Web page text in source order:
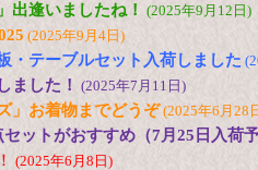
出逢いましたね！ (2025年9月12日)
(2025年9月4日)
・テーブルセット入荷しました
ました！ (2025年7月11日)
」お着物までどうぞ(2025年6月28
ットがおすすめ（7月25日入荷予
(2025年6月8日)